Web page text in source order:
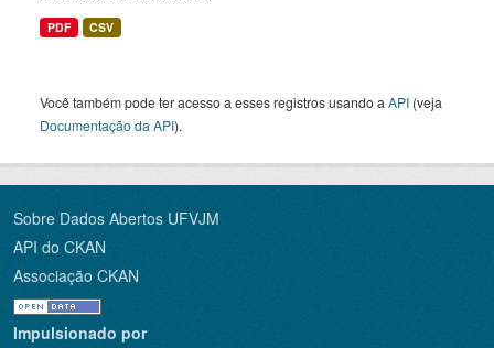
PDF CSV
Você também pode ter acesso a esses registros usando a API (veja
Documentação da API).
Sobre Dados Abertos UFVJM
API do CKAN
Associação CKAN
Impulsionado por